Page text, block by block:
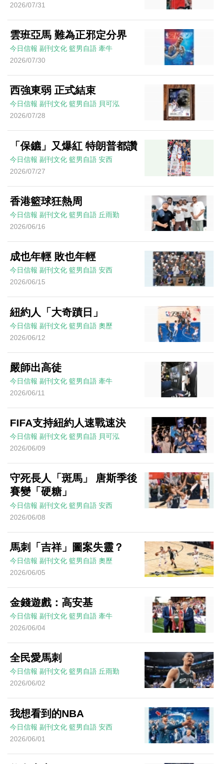
2026/07/31
雲班亞馬 難為正邪定分界
今日信報 副刊文化 籃男自語 牽牛
2026/07/30
西強東弱 正式結束
今日信報 副刊文化 籃男自語 貝可泓
2026/07/28
「保鑣」又爆紅 特朗普都讚
今日信報 副刊文化 籃男自語 安西
2026/07/27
香港籃球狂熱周
今日信報 副刊文化 籃男自語 丘雨勤
2026/06/16
成也年輕 敗也年輕
今日信報 副刊文化 籃男自語 安西
2026/06/15
紐約人「大奇蹟日」
今日信報 副刊文化 籃男自語 奧歷
2026/06/12
嚴師出高徒
今日信報 副刊文化 籃男自語 牽牛
2026/06/11
FIFA支持紐約人速戰速決
今日信報 副刊文化 籃男自語 貝可泓
2026/06/09
守死長人「斑馬」 唐斯季後
賽變「硬糖」
今日信報 副刊文化 籃男自語 安西
2026/06/08
馬刺「吉祥」圖案失靈？
今日信報 副刊文化 籃男自語 奧歷
2026/06/05
金錢遊戲：高安基
今日信報 副刊文化 籃男自語 牽牛
2026/06/04
全民愛馬刺
今日信報 副刊文化 籃男自語 丘雨勤
2026/06/02
我想看到的NBA
今日信報 副刊文化 籃男自語 安西
2026/06/01